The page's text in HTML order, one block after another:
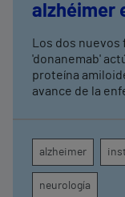
alzhéimer
terapias
Los dos
'donanemab'
proteína
avance de la enfermedad El
seguimiento
alzheimer
neurología